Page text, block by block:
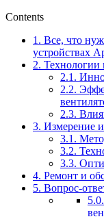
Contents
1. Все, что
устройствах
2. Технологии
2.1.
2.2.
2.3.
3. Измерение
3.1.
3.2.
3.3.
4. Ремонт и
5. Вопрос-